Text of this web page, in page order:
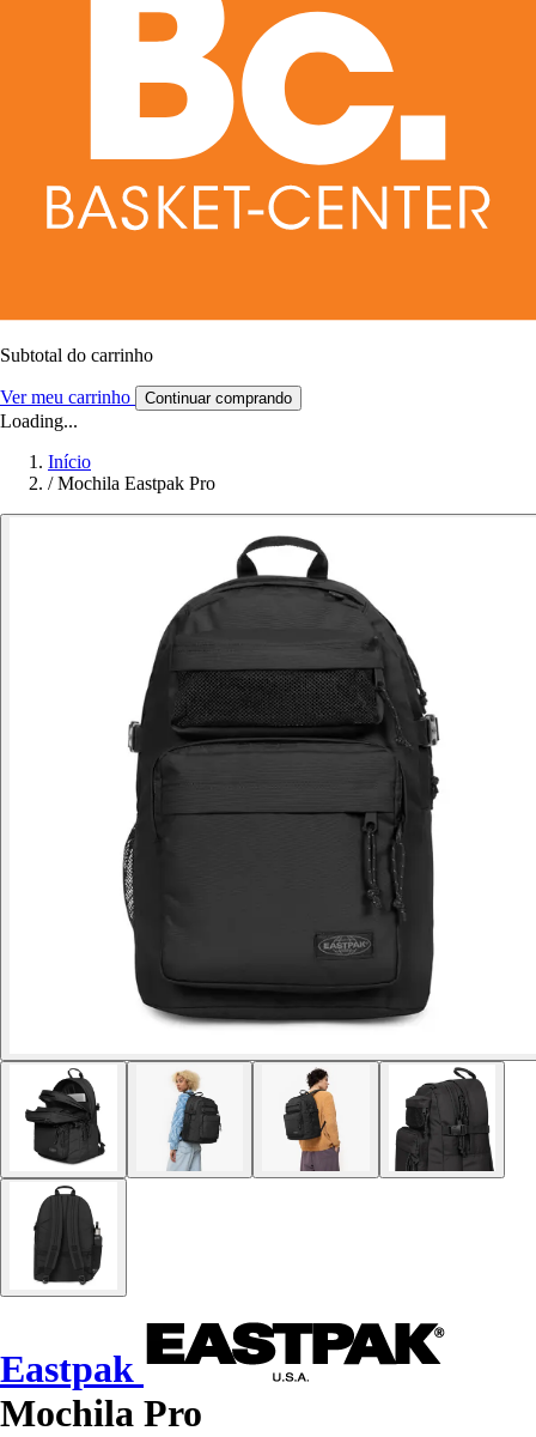
Subtotal do carrinho
Ver meu carrinho Continuar comprando
Loading...
Início
/ Mochila Eastpak Pro
Eastpak
Mochila Pro